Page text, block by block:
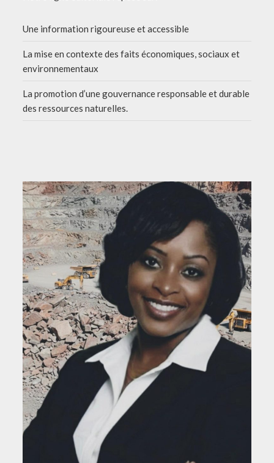
Une information rigoureuse et accessible
La mise en contexte des faits économiques, sociaux et
environnementaux
La promotion d’une gouvernance responsable et durable
des ressources naturelles.